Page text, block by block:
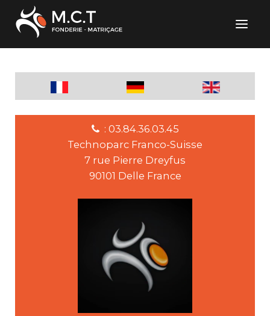
: 03.84.36.03.45
Technoparc Franco-Suisse
7 rue Pierre Dreyfus
90101 Delle France